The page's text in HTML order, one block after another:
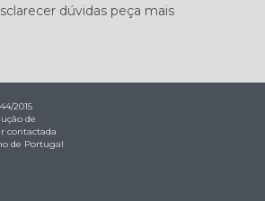
dúvidas peça mais
2015
de
contactada
de Portugal